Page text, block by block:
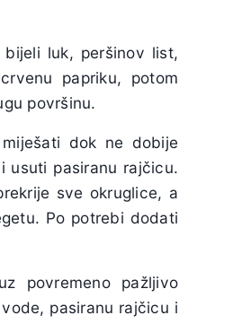
luk, peršinov list,
papriku, potom
površinu.
dok ne dobije
usuti pasiranu rajčicu.
sve okruglice, a
Po potrebi dodati
povremeno pažljivo
pasiranu rajčicu i